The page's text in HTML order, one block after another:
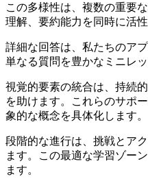
この多様性は、複数の重要
理解、要約能力を同時に活性
詳細な回答は、私たちのア
単なる質問を豊かなミニレ
視覚的要素の統合は、持続
を助けます。これらのサポ
象的な概念を具体化します。
段階的な進行は、挑戦とア
ます。この最適な学習ゾー
ます。